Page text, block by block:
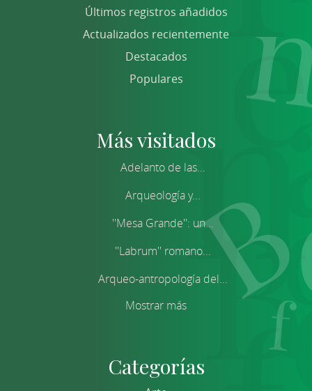
Últimos registros añadidos
Actualizados recientemente
Destacados
Populares
Más visitados
Adelanto de las...
Arqueología y...
''Mesa Grande'': un...
''Labrum'' romano...
Arqueo-antropología del...
Mostrar más
Categorías